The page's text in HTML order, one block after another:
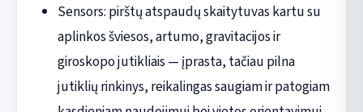
Sensors: pirštų atspaudų skaitytuvas kartu su
aplinkos šviesos, artumo, gravitacijos ir
giroskopo jutikliais — įprasta, tačiau pilna
jutiklių rinkinys, reikalingas saugiam ir patogiam